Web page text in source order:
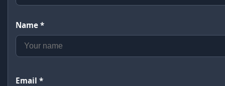
Name *
Email *